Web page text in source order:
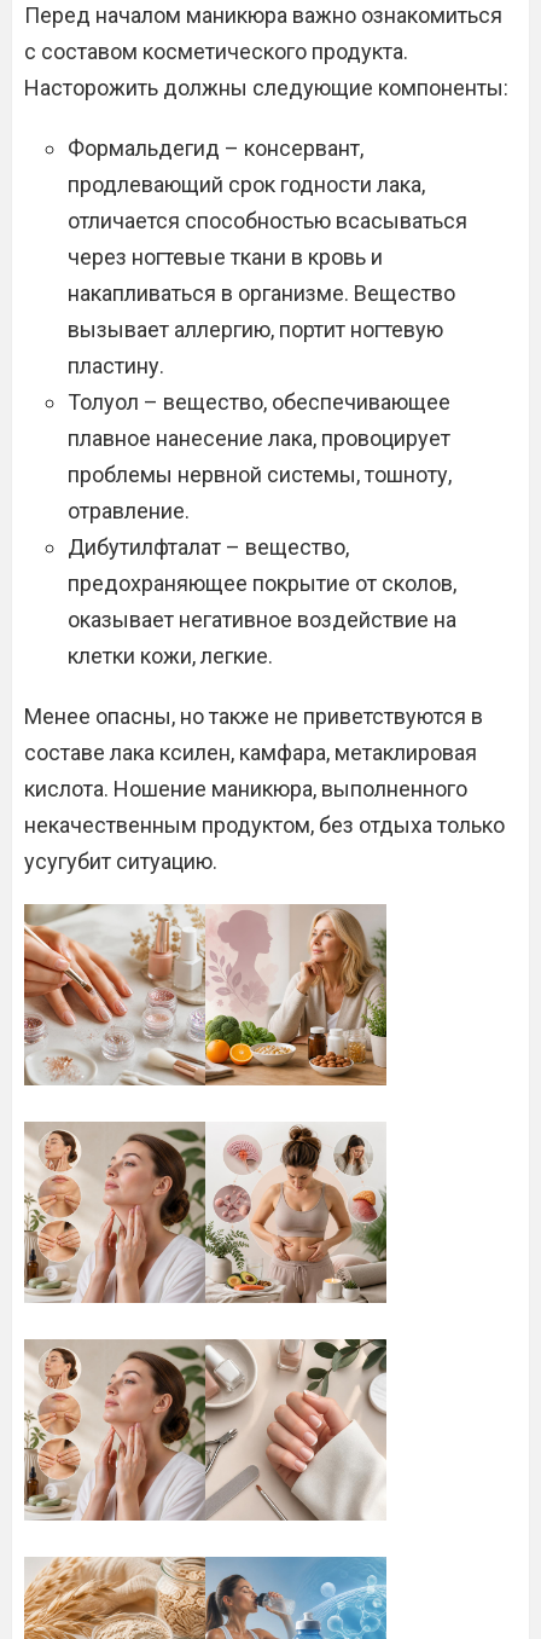
Перед началом маникюра важно ознакомиться
с составом косметического продукта.
Насторожить должны следующие компоненты:
Формальдегид – консервант,
продлевающий срок годности лака,
отличается способностью всасываться
через ногтевые ткани в кровь и
накапливаться в организме. Вещество
вызывает аллергию, портит ногтевую
пластину.
Толуол – вещество, обеспечивающее
плавное нанесение лака, провоцирует
проблемы нервной системы, тошноту,
отравление.
Дибутилфталат – вещество,
предохраняющее покрытие от сколов,
оказывает негативное воздействие на
клетки кожи, легкие.
Менее опасны, но также не приветствуются в
составе лака ксилен, камфара, метаклировая
кислота. Ношение маникюра, выполненного
некачественным продуктом, без отдыха только
усугубит ситуацию.